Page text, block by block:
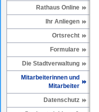
Rathaus Online
Ihr Anliegen
Ortsrecht
Formulare
Die Stadtverwaltung
Mitarbeiterinnen und
Mitarbeiter
Datenschutz